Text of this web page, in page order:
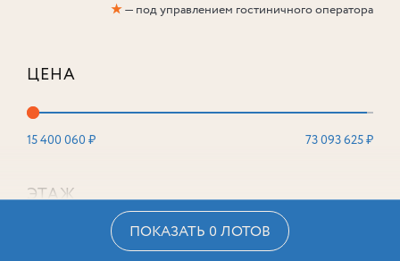
★— под управлением гостиничного оператора
ЦЕНА
15 400 060 ₽ 73 093 625 ₽
ЭТАЖ
ПОКАЗАТЬ 0 ЛОТОВ